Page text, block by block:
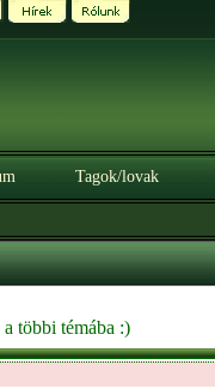
Tagok/lovak
többi témába :)